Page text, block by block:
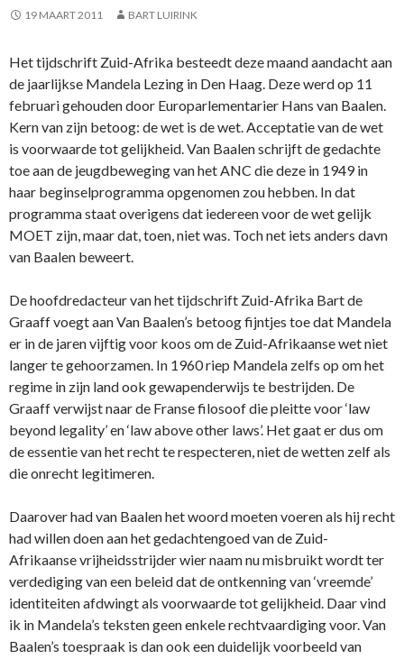
19 MAART 2011 BART LUIRINK
Het tijdschrift Zuid-Afrika besteedt deze maand aandacht aan
de jaarlijkse Mandela Lezing in Den Haag. Deze werd op 11
februari gehouden door Europarlementarier Hans van Baalen.
Kern van zijn betoog: de wet is de wet. Acceptatie van de wet
is voorwaarde tot gelijkheid. Van Baalen schrijft de gedachte
toe aan de jeugdbeweging van het ANC die deze in 1949 in
haar beginselprogramma opgenomen zou hebben. In dat
programma staat overigens dat iedereen voor de wet gelijk
MOET zijn, maar dat, toen, niet was. Toch net iets anders davn
van Baalen beweert.
De hoofdredacteur van het tijdschrift Zuid-Afrika Bart de
Graaff voegt aan Van Baalen’s betoog fijntjes toe dat Mandela
er in de jaren vijftig voor koos om de Zuid-Afrikaanse wet niet
langer te gehoorzamen. In 1960 riep Mandela zelfs op om het
regime in zijn land ook gewapenderwijs te bestrijden. De
Graaff verwijst naar de Franse filosoof die pleitte voor ‘law
beyond legality’ en ‘law above other laws’. Het gaat er dus om
de essentie van het recht te respecteren, niet de wetten zelf als
die onrecht legitimeren.
Daarover had van Baalen het woord moeten voeren als hij recht
had willen doen aan het gedachtengoed van de Zuid-
Afrikaanse vrijheidsstrijder wier naam nu misbruikt wordt ter
verdediging van een beleid dat de ontkenning van ‘vreemde’
identiteiten afdwingt als voorwaarde tot gelijkheid. Daar vind
ik in Mandela’s teksten geen enkele rechtvaardiging voor. Van
Baalen’s toespraak is dan ook een duidelijk voorbeeld van